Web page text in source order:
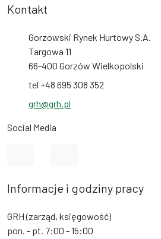
Kontakt
Gorzowski Rynek Hurtowy S.A.
Targowa 11
66-400 Gorzów Wielkopolski
tel +48 695 308 352
grh@grh.pl
Social Media
Informacje i godziny pracy
GRH (zarząd, księgowość)
pon. - pt. 7:00 - 15:00